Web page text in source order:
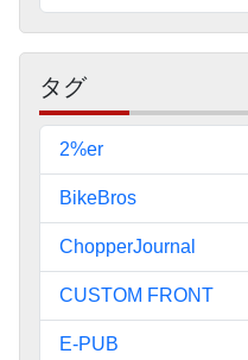
ー
タグ
2%er
BikeBros
ChopperJournal
CUSTOM FRONT
E-PUB